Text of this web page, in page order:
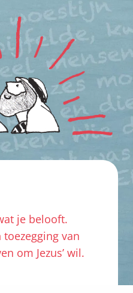
je belooft.
van
om Jezus’ wil.